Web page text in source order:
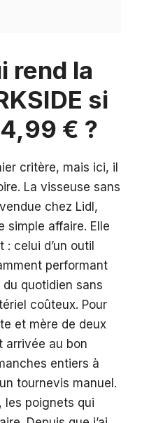
rend la
si
€ ?
critère, mais ici, il
La visseuse sans
chez Lidl,
simple affaire. Elle
celui d’un outil
performant
du quotidien sans
coûteux. Pour
et mère de deux
arrivée au bon
entiers à
tournevis manuel.
les poignets qui